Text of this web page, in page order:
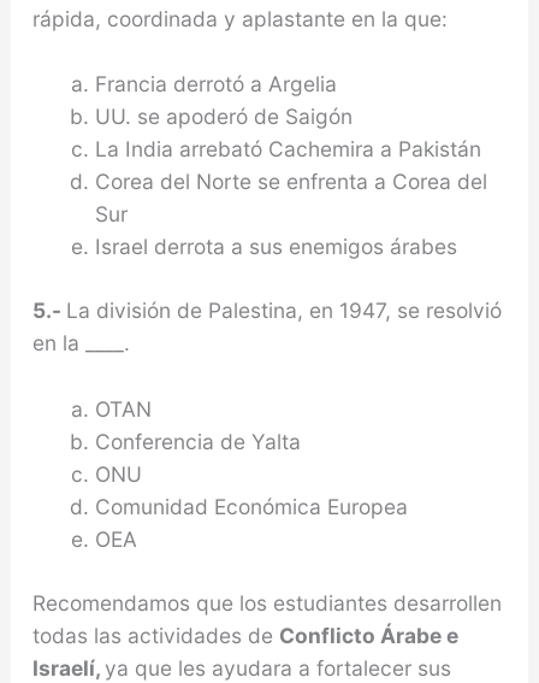
rápi­da, coordinada y aplastante en la que:
Francia derrotó a Argelia
UU. se apoderó de Saigón
La India arrebató Cachemira a Pakistán
Corea del Norte se enfrenta a Corea del
Sur
Israel derrota a sus enemigos árabes
5.- La división de Palestina, en 1947, se resolvió
en la ____.
OTAN
Conferencia de Yalta
ONU
Comunidad Económica Europea
OEA
Recomendamos que los estudiantes desarrollen
todas las actividades de Conflicto Árabe e
Israelí, ya que les ayudara a fortalecer sus